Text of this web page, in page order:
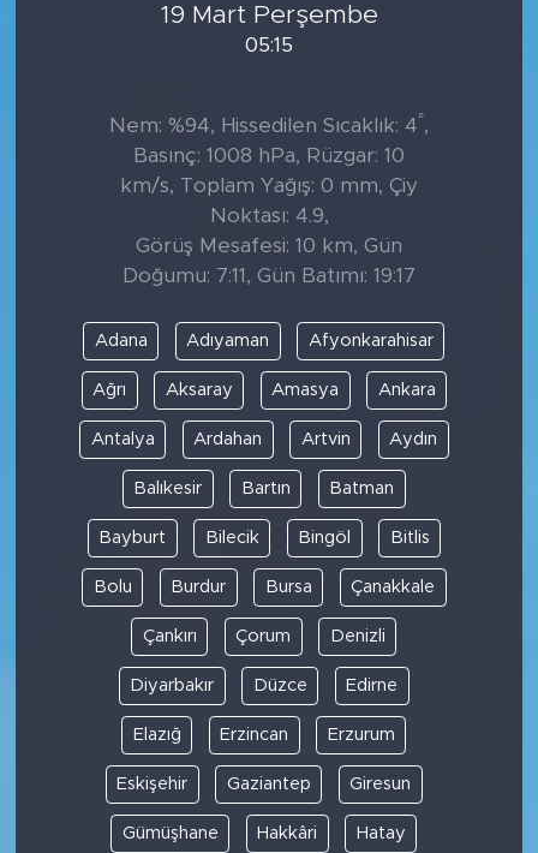
19 Mart Perşembe
05:15
Nem: %94, Hissedilen Sıcaklık: 4°,
Basınç: 1008 hPa, Rüzgar: 10
km/s, Toplam Yağış: 0 mm, Çiy
Noktası: 4.9,
Görüş Mesafesi: 10 km, Gün
Doğumu: 7:11, Gün Batımı: 19:17
Adana Adıyaman Afyonkarahisar
Ağrı Aksaray Amasya Ankara
Antalya Ardahan Artvin Aydın
Balıkesir Bartın Batman
Bayburt Bilecik Bingöl Bitlis
Bolu Burdur Bursa Çanakkale
Çankırı Çorum Denizli
Diyarbakır Düzce Edirne
Elazığ Erzincan Erzurum
Eskişehir Gaziantep Giresun
Gümüşhane Hakkâri Hatay